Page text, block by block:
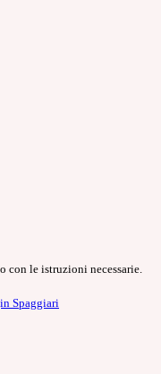
con le istruzioni necessarie.
Spaggiari